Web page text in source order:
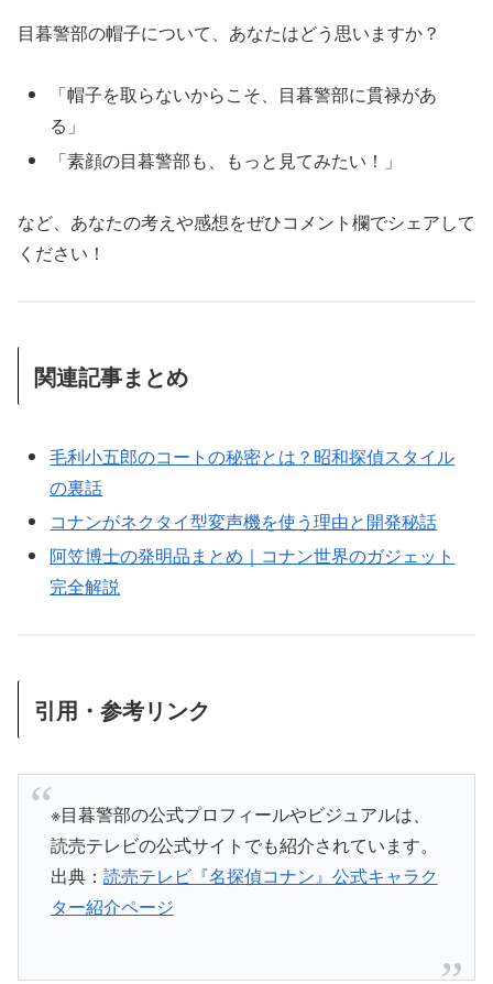
目暮警部の帽子について、あなたはどう思いますか？
「帽子を取らないからこそ、目暮警部に貫禄があ
る」
「素顔の目暮警部も、もっと見てみたい！」
など、あなたの考えや感想をぜひコメント欄でシェアして
ください！
関連記事まとめ
毛利小五郎のコートの秘密とは？昭和探偵スタイル
の裏話
コナンがネクタイ型変声機を使う理由と開発秘話
阿笠博士の発明品まとめ｜コナン世界のガジェット
完全解説
引用・参考リンク
※目暮警部の公式プロフィールやビジュアルは、
読売テレビの公式サイトでも紹介されています。
出典： 読売テレビ『名探偵コナン』公式キャラク
ター紹介ページ